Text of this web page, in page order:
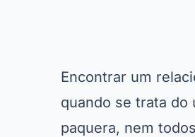
Encontrar um
quando se trata do
paquera, nem